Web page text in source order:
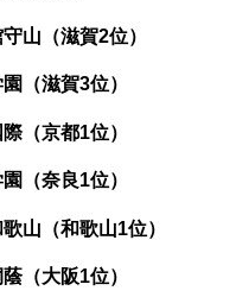
山（滋賀2位）
（滋賀3位）
（京都1位）
（奈良1位）
山（和歌山1位）
（大阪1位）